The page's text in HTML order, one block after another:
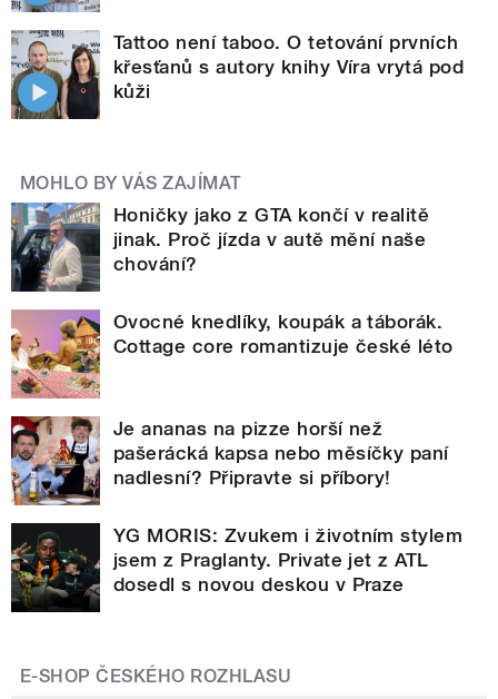
Tattoo není taboo. O tetování prvních
křesťanů s autory knihy Víra vrytá pod
kůži
MOHLO BY VÁS ZAJÍMAT
Honičky jako z GTA končí v realitě
jinak. Proč jízda v autě mění naše
chování?
Ovocné knedlíky, koupák a táborák.
Cottage core romantizuje české léto
Je ananas na pizze horší než
pašerácká kapsa nebo měsíčky paní
nadlesní? Připravte si příbory!
YG MORIS: Zvukem i životním stylem
jsem z Praglanty. Private jet z ATL
dosedl s novou deskou v Praze
E-SHOP ČESKÉHO ROZHLASU